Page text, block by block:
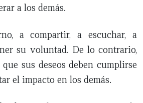
a los demás.
a compartir, a escuchar, a
su voluntad. De lo contrario,
sus deseos deben cumplirse
el impacto en los demás.